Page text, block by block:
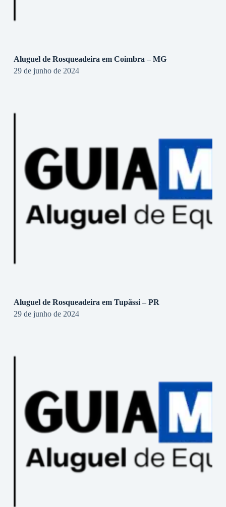
Aluguel de Rosqueadeira em Coimbra – MG
29 de junho de 2024
Aluguel de Rosqueadeira em Tupãssi – PR
29 de junho de 2024